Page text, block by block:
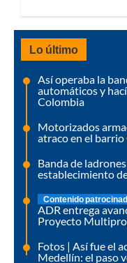
Lo último
Así operaba la
automáticos y
Colombia
Motorizados
atraco en el
Banda de
establecimiento
Contenido
ADR entrega
Proyecto
Fotos | Así fue el
Medellín: el paso